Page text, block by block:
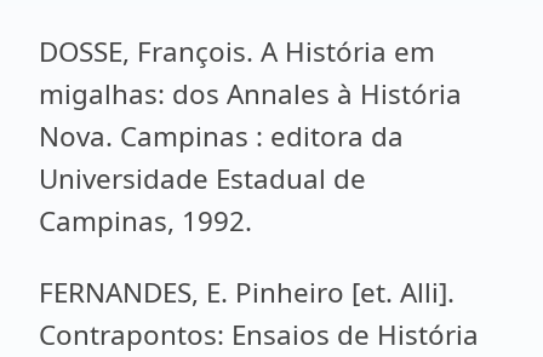
DOSSE, François. A História em
migalhas: dos Annales à História
Nova. Campinas : editora da
Universidade Estadual de
Campinas, 1992.
FERNANDES, E. Pinheiro [et. Alli].
Contrapontos: Ensaios de História